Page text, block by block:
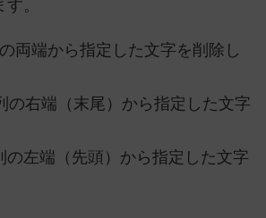
。
両端から指定した文字を削除し
の右端（末尾）から指定した文字
の左端（先頭）から指定した文字